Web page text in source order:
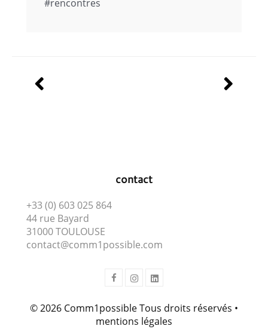
Navigation
contact
+33 (0) 603 025 864
44 rue Bayard
31000 TOULOUSE
contact@comm1possible.com
© 2026 Comm1possible Tous droits réservés •
mentions légales